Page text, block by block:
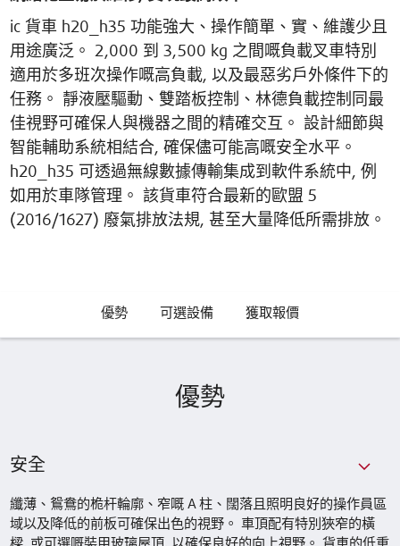
ic 貨車 h20_h35 功能強大、操作簡單、實、維護少且
用途廣泛。 2,000 到 3,500 kg 之間嘅負載叉車特別
適用於多班次操作嘅高負載, 以及最惡劣戶外條件下的
任務。 靜液壓驅動、雙踏板控制、林德負載控制同最
佳視野可確保人與機器之間的精確交互。 設計細節與
智能輔助系統相結合, 確保儘可能高嘅安全水平。
h20_h35 可透過無線數據傳輸集成到軟件系統中, 例
如用於車隊管理。 該貨車符合最新的歐盟 5
(2016/1627) 廢氣排放法規, 甚至大量降低所需排放。
優勢 可選設備 獲取報價
優勢
安全
纖薄、鴛鴦的桅杆輪廓、窄嘅 A 柱、闊落且照明良好的操作員區
域以及降低的前板可確保出色的視野。 車頂配有特別狹窄的橫